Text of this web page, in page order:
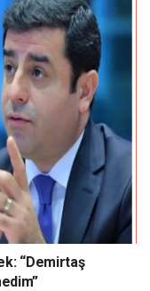
“Demirtaş